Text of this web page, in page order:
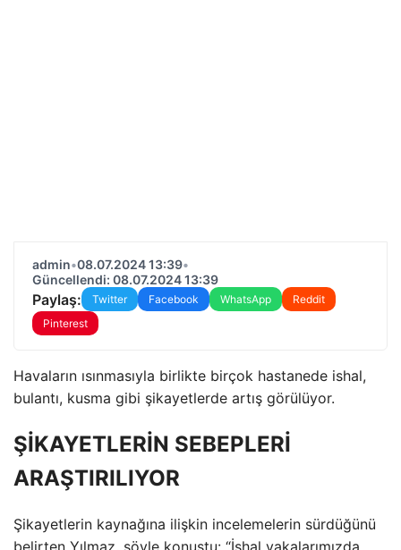
admin•08.07.2024 13:39•
Güncellendi: 08.07.2024 13:39
Paylaş: Twitter Facebook WhatsApp
Reddit
Pinterest
Havaların ısınmasıyla birlikte birçok hastanede ishal,
bulantı, kusma gibi şikayetlerde artış görülüyor.
ŞİKAYETLERİN SEBEPLERİ
ARAŞTIRILIYOR
Şikayetlerin kaynağına ilişkin incelemelerin sürdüğünü
belirten Yılmaz, şöyle konuştu: “İshal vakalarımızda